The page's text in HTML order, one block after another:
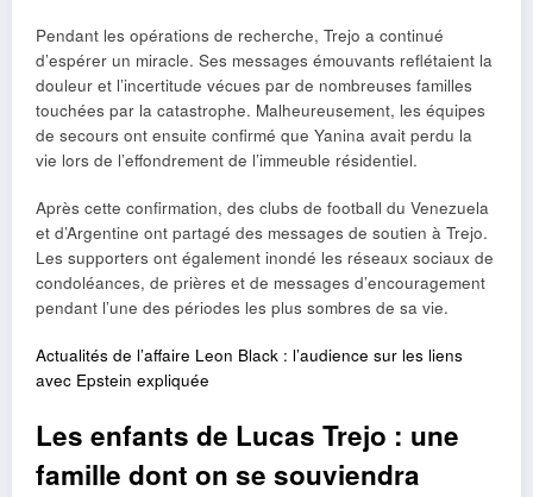
Pendant les opérations de recherche, Trejo a continué
d’espérer un miracle. Ses messages émouvants reflétaient la
douleur et l’incertitude vécues par de nombreuses familles
touchées par la catastrophe. Malheureusement, les équipes
de secours ont ensuite confirmé que Yanina avait perdu la
vie lors de l’effondrement de l’immeuble résidentiel.
Après cette confirmation, des clubs de football du Venezuela
et d’Argentine ont partagé des messages de soutien à Trejo.
Les supporters ont également inondé les réseaux sociaux de
condoléances, de prières et de messages d’encouragement
pendant l’une des périodes les plus sombres de sa vie.
Actualités de l’affaire Leon Black : l’audience sur les liens
avec Epstein expliquée
Les enfants de Lucas Trejo : une
famille dont on se souviendra